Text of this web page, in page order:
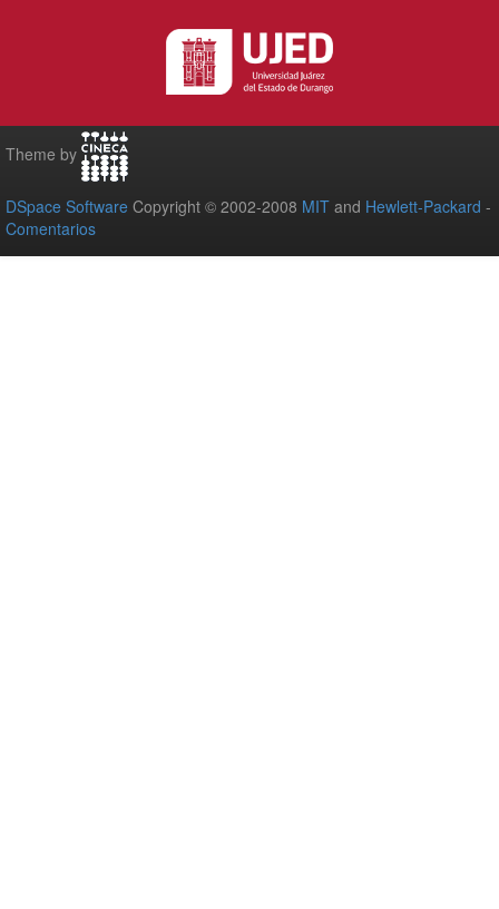
Theme by
DSpace Software Copyright © 2002-2008 MIT and Hewlett-Packard -
Comentarios